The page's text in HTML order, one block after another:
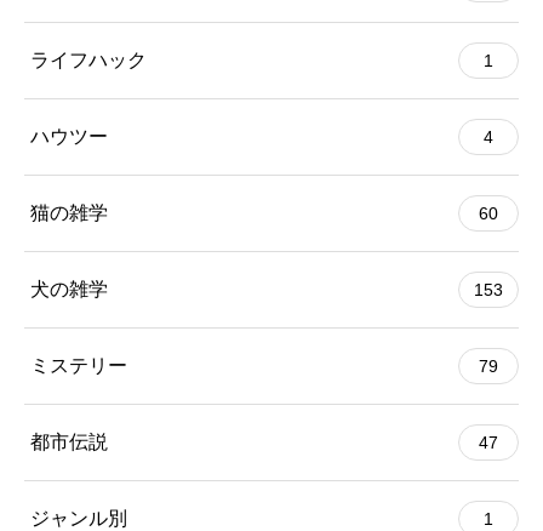
ライフハック 1
ハウツー 4
猫の雑学 60
犬の雑学 153
ミステリー 79
都市伝説 47
ジャンル別 1